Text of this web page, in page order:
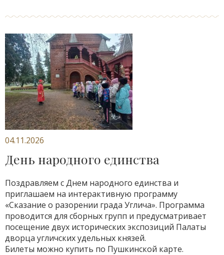
04.11.2026
День народного единства
Поздравляем с Днем народного единства и
приглашаем на интерактивную программу
«Сказание о разорении града Углича». Программа
проводится для сборных групп и предусматривает
посещение двух исторических экспозиций Палаты
дворца угличских удельных князей.
Билеты можно купить по Пушкинской карте.